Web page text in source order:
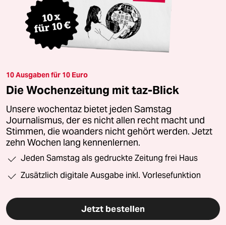
10 Ausgaben für 10 Euro
Die Wochenzeitung mit taz-Blick
Unsere wochentaz bietet jeden Samstag
Journalismus, der es nicht allen recht macht und
Stimmen, die woanders nicht gehört werden. Jetzt
zehn Wochen lang kennenlernen.
Jeden Samstag als gedruckte Zeitung frei Haus
Zusätzlich digitale Ausgabe inkl. Vorlesefunktion
Jetzt bestellen